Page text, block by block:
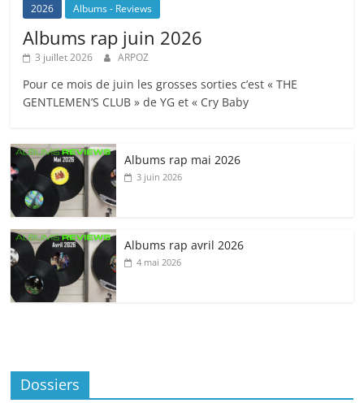
2026 Albums - Reviews
Albums rap juin 2026
3 juillet 2026 ARPOZ
Pour ce mois de juin les grosses sorties c’est « THE
GENTLEMEN’S CLUB » de YG et « Cry Baby
Albums rap mai 2026
3 juin 2026
Albums rap avril 2026
4 mai 2026
Dossiers